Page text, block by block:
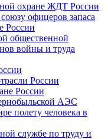
охране ЖДТ России
офицеров запаса
России
общественной
войны и труда
России
России
АЭС
полету человека в
службе по труду и